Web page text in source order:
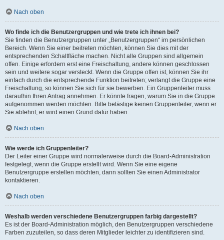
Nach oben
Wo finde ich die Benutzergruppen und wie trete ich ihnen bei?
Sie finden die Benutzergruppen unter „Benutzergruppen“ im persönlichen
Bereich. Wenn Sie einer beitreten möchten, können Sie dies mit der
entsprechenden Schaltfläche machen. Nicht alle Gruppen sind allgemein
offen. Einige erfordern erst eine Freischaltung, andere können geschlossen
sein und weitere sogar versteckt. Wenn die Gruppe offen ist, können Sie ihr
einfach durch die entsprechende Funktion beitreten; verlangt die Gruppe eine
Freischaltung, so können Sie sich für sie bewerben. Ein Gruppenleiter muss
daraufhin Ihren Antrag annehmen. Er könnte fragen, warum Sie in die Gruppe
aufgenommen werden möchten. Bitte belästige keinen Gruppenleiter, wenn er
Sie ablehnt, er wird einen Grund dafür haben.
Nach oben
Wie werde ich Gruppenleiter?
Der Leiter einer Gruppe wird normalerweise durch die Board-Administration
festgelegt, wenn die Gruppe erstellt wird. Wenn Sie eine eigene
Benutzergruppe erstellen möchten, dann sollten Sie einen Administrator
kontaktieren.
Nach oben
Weshalb werden verschiedene Benutzergruppen farbig dargestellt?
Es ist der Board-Administration möglich, den Benutzergruppen verschiedene
Farben zuzuteilen, so dass deren Mitglieder leichter zu identifizieren sind.